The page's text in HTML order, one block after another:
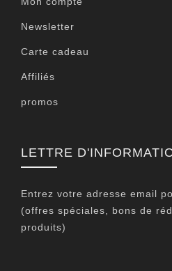
Newsletter
Carte cadeau
Affiliés
promos
LETTRE
Entrez votre adresse email
(offres spéciales, bons de
produits)